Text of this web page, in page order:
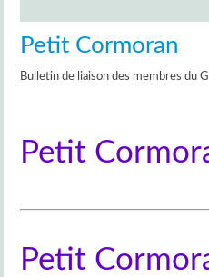
Petit Cormoran
Bulletin de liaison des membres du
Petit
Petit